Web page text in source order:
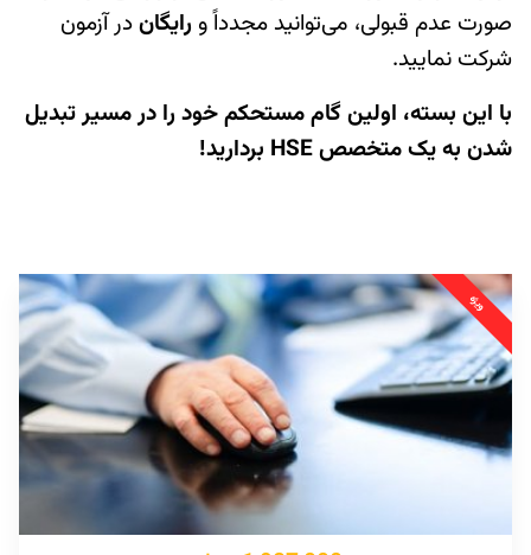
صورت عدم قبولی، می‌توانید مجدداً و رایگاندر آزمون
شرکت نمایید.
با این بسته، اولین گام مستحکم خود را در مسیر تبدیل
شدن به یک متخصص
بردارید!